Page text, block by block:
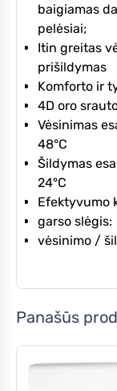
baigiamas
pelėsiai;
Itin greitas
prišildymas
Komforto ir
4D oro
Vėsinimas
48°C
Šildymas
24°C
Efektyvumo
garso
vėsinimo /
Panašūs